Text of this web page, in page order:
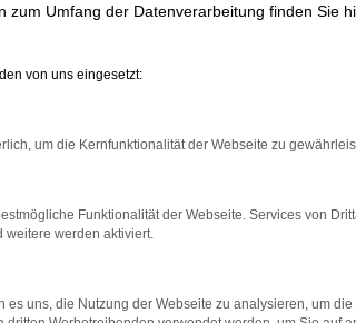
das Laden bestimmter Seiten
zum Umfang der Datenverarbeitung finden Sie
von uns eingesetzt:
um die Kernfunktionalität der Webseite zu
Funktionalität der Webseite. Services von
weitere werden aktiviert.
es uns, die Nutzung der Webseite zu analysieren, um